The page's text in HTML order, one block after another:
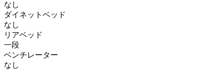
なし
ダイネットベッド
なし
リアベッド
一段
ベンチレーター
なし